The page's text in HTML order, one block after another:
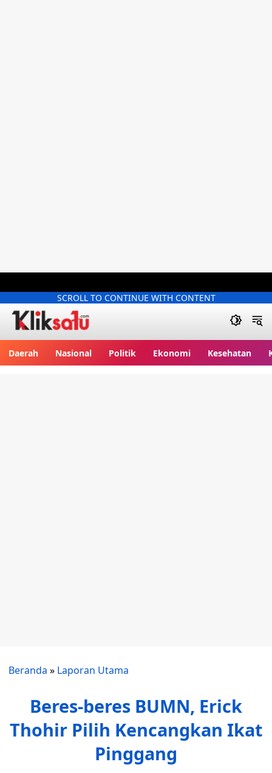
SCROLL TO CONTINUE WITH CONTENT
Daerah Nasional Politik Ekonomi Kesehatan
Beranda » Laporan Utama
Beres-beres BUMN, Erick
Thohir Pilih Kencangkan Ikat
Pinggang